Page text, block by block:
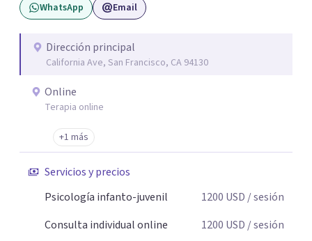
WhatsApp Email
Dirección principal
California Ave, San Francisco, CA 94130
Online
Terapia online
+1 más
Servicios y precios
Psicología infanto-juvenil
1200 USD / sesión
Consulta individual online
1200 USD / sesión